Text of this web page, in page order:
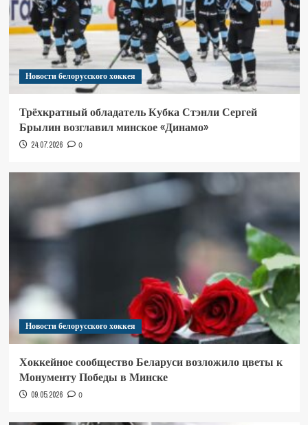
Новости белорусского хоккея
Трёхкратный обладатель Кубка Стэнли Сергей
Брылин возглавил минское «Динамо»
24.07.2026 0
Новости белорусского хоккея
Хоккейное сообщество Беларуси возложило цветы к
Монументу Победы в Минске
09.05.2026 0